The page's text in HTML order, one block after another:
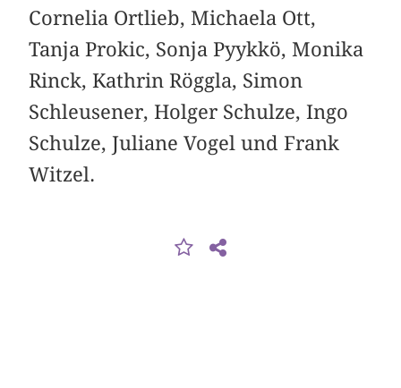
Cornelia Ortlieb, Michaela Ott,
Tanja Prokic, Sonja Pyykkö, Monika
Rinck, Kathrin Röggla, Simon
Schleusener, Holger Schulze, Ingo
Schulze, Juliane Vogel und Frank
Witzel.